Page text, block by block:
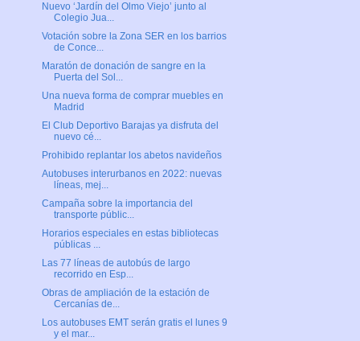
Nuevo ‘Jardín del Olmo Viejo’ junto al
Colegio Jua...
Votación sobre la Zona SER en los barrios
de Conce...
Maratón de donación de sangre en la
Puerta del Sol...
Una nueva forma de comprar muebles en
Madrid
El Club Deportivo Barajas ya disfruta del
nuevo cé...
Prohibido replantar los abetos navideños
Autobuses interurbanos en 2022: nuevas
líneas, mej...
Campaña sobre la importancia del
transporte públic...
Horarios especiales en estas bibliotecas
públicas ...
Las 77 líneas de autobús de largo
recorrido en Esp...
Obras de ampliación de la estación de
Cercanías de...
Los autobuses EMT serán gratis el lunes 9
y el mar...